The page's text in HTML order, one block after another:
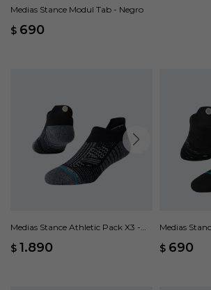
Medias Stance Modul Tab - Negro
$ 690
Medias Stance Athletic Pack X3 -
$ 1.890
Medias
$ 690